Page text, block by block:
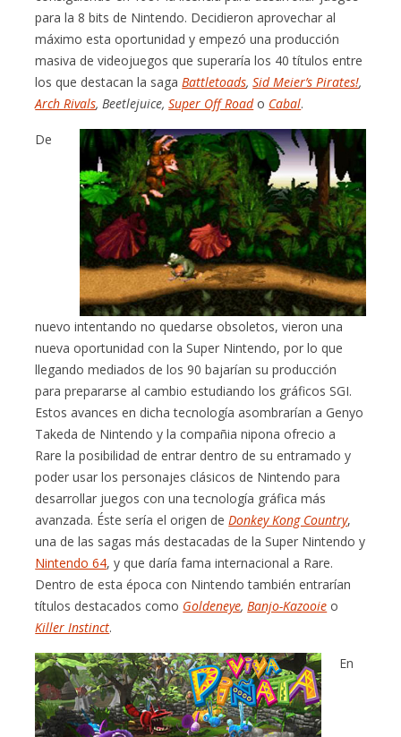
para la 8 bits de Nintendo. Decidieron aprovechar al
máximo esta oportunidad y empezó una producción
masiva de videojuegos que superaría los 40 títulos entre
los que destacan la saga Battletoads,Sid Meier’s Pirates!,
Arch Rivals, Beetlejuice,Super Off Roado Cabal.
De
nuevo intentando no quedarse obsoletos, vieron una
nueva oportunidad con la Super Nintendo, por lo que
llegando mediados de los 90 bajarían su producción
para prepararse al cambio estudiando los gráficos SGI.
Estos avances en dicha tecnología asombrarían a Genyo
Takeda de Nintendo y la compañia nipona ofrecio a
Rare la posibilidad de entrar dentro de su entramado y
poder usar los personajes clásicos de Nintendo para
desarrollar juegos con una tecnología gráfica más
avanzada. Éste sería el origen deDonkey Kong Country,
una de las sagas más destacadas de la Super Nintendo y
Nintendo 64, y que daría fama internacional a Rare.
Dentro de esta época con Nintendo también entrarían
títulos destacados como Goldeneye,Banjo-Kazooie o
Killer Instinct.
En